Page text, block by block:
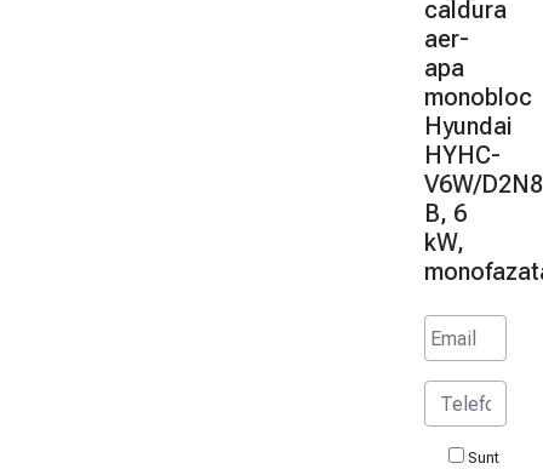
caldura
aer-
apa
monobloc
Hyundai
HYHC-
V6W/
B, 6
kW,
Sunt